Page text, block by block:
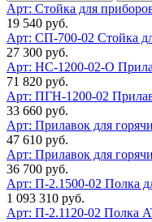
Арт: Стойка для
19 540 руб.
Арт: СП-700-02 Стойка
27 300 руб.
Арт: НС-1200-02-О
71 820 руб.
Арт: ПГН-1200-02
33 660 руб.
Арт: Прилавок для
47 610 руб.
Арт: Прилавок для
36 700 руб.
Арт: П-2.1500-02 Полка
1 093 310 руб.
Арт: П-2.1120-02 Полка